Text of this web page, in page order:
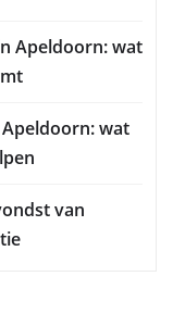
Apeldoorn: wat
wat
van